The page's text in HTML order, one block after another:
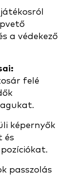
a védekező
felé
képernyők
és
passzolás